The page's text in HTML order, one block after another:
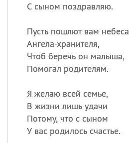
С сыном поздравляю.
Пусть пошлют вам небеса
Ангела-хранителя,
Чтоб беречь он малыша,
Помогал родителям.
Я желаю всей семье,
В жизни лишь удачи
Потому, что с сыном
У вас родилось счастье.